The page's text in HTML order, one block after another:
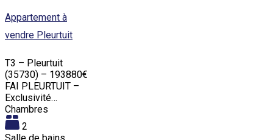
Appartement à
vendre Pleurtuit
T3 – Pleurtuit
(35730) – 193880€
FAI PLEURTUIT –
Exclusivité…
Chambres
2